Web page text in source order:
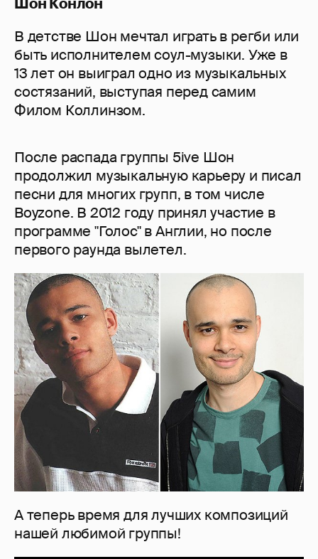
В детстве Шон мечтал играть в регби или
быть исполнителем соул-музыки. Уже в
13 лет он выиграл одно из музыкальных
состязаний, выступая перед самим
Филом Коллинзом.
После распада группы 5ive Шон
продолжил музыкальную карьеру и писал
песни для многих групп, в том числе
Boyzone. В 2012 году принял участие в
программе "Голос" в Англии, но после
первого раунда вылетел.
А теперь время для лучших композиций
нашей любимой группы!